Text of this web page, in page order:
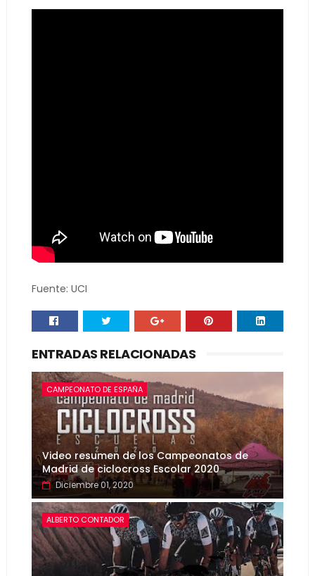
Fuente: UCI
ENTRADAS RELACIONADAS
CAMPEONATO DE ESPAÑA
Video resumen de los Campeonatos de
Madrid de ciclocross Escolar 2020
Diciembre 01, 2020
ALBERTO CONTADOR